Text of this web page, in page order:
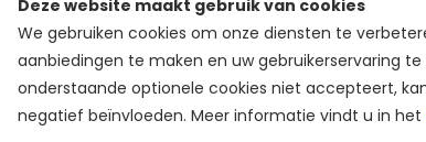
Deze website maakt gebruik van cookies
We gebruiken cookies om onze diensten te
aanbiedingen te maken en uw gebruikerservaring te
onderstaande optionele cookies niet accepteert,
negatief beïnvloeden. Meer informatie vindt u in het
evenement of product nét dat beetje specialer. Een
Bij Cadeaulint.eu zorgen wij ervoor dat elk detail